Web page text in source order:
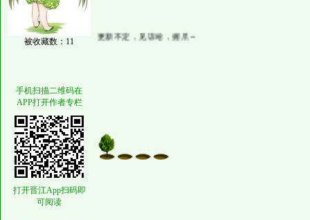
被收藏数：11
更新不定，见谅哈，握爪～
手机扫描二维码在
APP打开作者专栏
打开晋江App扫码即
可阅读